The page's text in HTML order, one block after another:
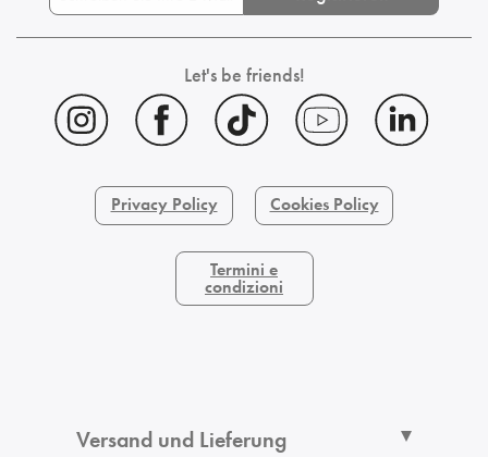
Let's be friends!
Privacy Policy Cookies Policy
Termini e
condizioni
Versand und Lieferung